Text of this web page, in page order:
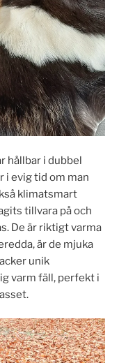
hållbar i dubbel
i evig tid om man
klimatsmart
tillvara på och
De är riktigt varma
är de mjuka
unik
varm fäll, perfekt i